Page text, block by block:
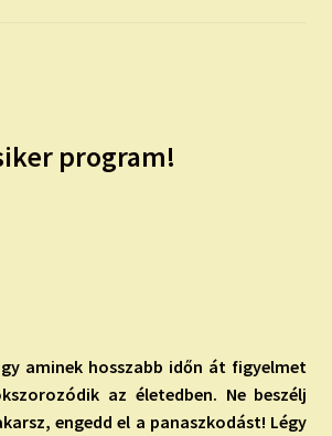
CSATORNÁNKRA!
program!
aminek hosszabb időn át figyelmet
az életedben. Ne beszélj
engedd el a panaszkodást! Légy